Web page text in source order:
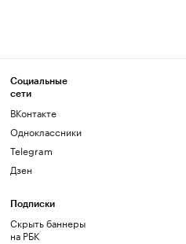
Социальные
сети
ВКонтакте
Одноклассники
Telegram
Дзен
Подписки
Скрыть баннеры
на РБК